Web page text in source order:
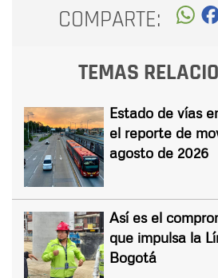
COMPARTE:
TEMAS
Estado de vías
el reporte de
agosto de 2026
Así es el
que impulsa la
Bogotá